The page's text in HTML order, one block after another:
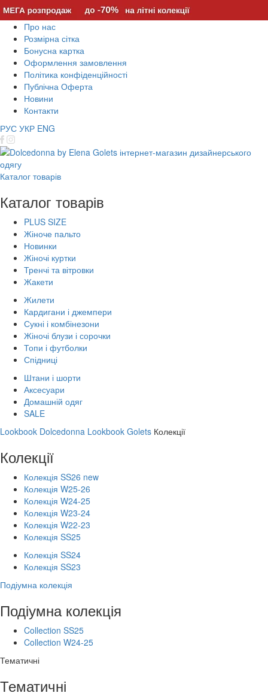
Про нас
Розмірна сітка
Бонусна картка
Оформлення замовлення
Політика конфіденційності
Публічна Оферта
Новини
Контакти
РУС УКР ENG
Каталог товарів
Каталог товарів
PLUS SIZE
Жіноче пальто
Новинки
Жіночі куртки
Тренчі та вітровки
Жакети
Жилети
Кардигани і джемпери
Сукні і комбінезони
Жіночі блузи і сорочки
Топи і футболки
Спідниці
Штани і шорти
Аксесуари
Домашній одяг
SALE
Lookbook Dolcedonna Lookbook Golets Колекції
Колекції
Колекція SS26 new
Колекція W25-26
Колекція W24-25
Колекція W23-24
Колекція W22-23
Колекція SS25
Колекція SS24
Колекція SS23
Подіумна колекція
Подіумна колекція
Collection SS25
Collection W24-25
Тематичні
Тематичні